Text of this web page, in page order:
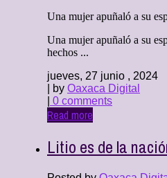
Una mujer apuñaló a su
Una mujer apuñaló a su
hechos ...
jueves, 27 junio , 2024
| by Oaxaca Digital
0 comments
Read more
Litio es de la